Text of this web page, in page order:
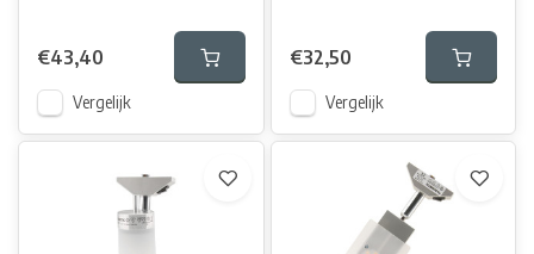
€43,40
Vergelijk
€32,50
Vergelijk